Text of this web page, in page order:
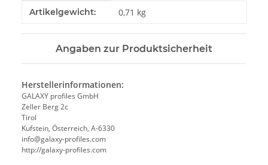
Produkteigenschaft
Wert
Artikelgewicht: 0,71 kg
Angaben zur Produktsicherheit
Herstellerinformationen:
GALAXY profiles GmbH
Zeller Berg 2c
Tirol
Kufstein, Österreich, A-6330
info@galaxy-profiles.com
http://galaxy-profiles.com